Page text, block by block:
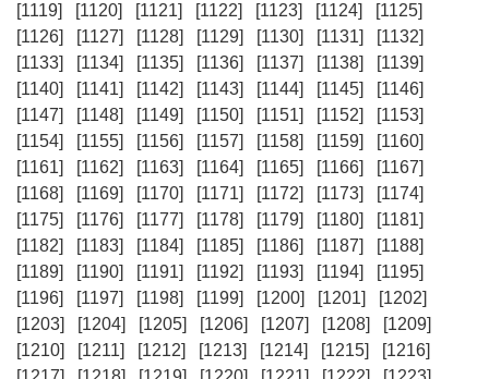
[1119]
[1120] [1121] [1122] [1123] [1124]
[1125]
[1126]
[1127] [1128] [1129] [1130] [1131]
[1132]
[1133]
[1134] [1135] [1136] [1137] [1138]
[1139]
[1140]
[1141] [1142] [1143] [1144] [1145]
[1146]
[1147]
[1148] [1149] [1150] [1151] [1152]
[1153]
[1154]
[1155] [1156] [1157] [1158] [1159]
[1160]
[1161]
[1162] [1163] [1164] [1165] [1166]
[1167]
[1168]
[1169] [1170] [1171] [1172] [1173]
[1174]
[1175]
[1176] [1177] [1178] [1179] [1180]
[1181]
[1182]
[1183] [1184] [1185] [1186] [1187]
[1188]
[1189]
[1190] [1191] [1192] [1193] [1194]
[1195]
[1196]
[1197] [1198] [1199] [1200] [1201]
[1202]
[1203]
[1204] [1205] [1206] [1207] [1208]
[1209]
[1210]
[1211] [1212] [1213] [1214] [1215]
[1216]